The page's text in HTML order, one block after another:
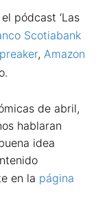
pódcast ‘Las
Scotiabank
, Amazon
de abril,
hablaran
idea
en la página